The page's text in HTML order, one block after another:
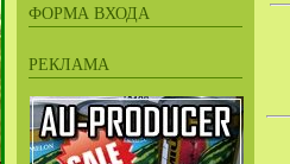
ФОРМА ВХОДА
РЕКЛАМА